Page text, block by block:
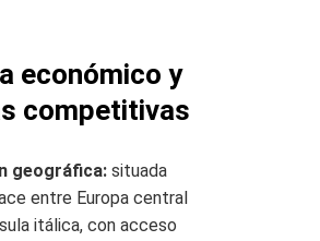
económico y
competitivas
geográfica: situada
entre Europa central
itálica, con acceso